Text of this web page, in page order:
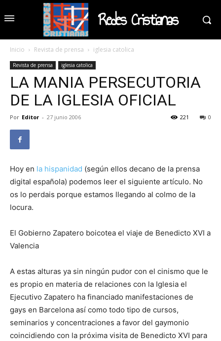
Redes Cristianas
Inicio Revista de prensa iglesia catolica
Revista de prensa iglesia catolica
LA MANIA PERSECUTORIA
DE LA IGLESIA OFICIAL
Por Editor - 27 junio 2006 0
221
Hoy en la hispanidad (según ellos decano de la prensa
digital española) podemos leer el siguiente artículo. No
os lo perdais porque estamos llegando al colmo de la
locura.
El Gobierno Zapatero boicotea el viaje de Benedicto XVI a
Valencia
A estas alturas ya sin ningún pudor con el cinismo que le
es propio en materia de relaciones con la Iglesia el
Ejecutivo Zapatero ha financiado manifestaciones de
gays en Barcelona así como todo tipo de cursos,
seminarios y concentraciones a favor del gaymonio
coincidiendo con la próxima visita de Benedicto XVI para